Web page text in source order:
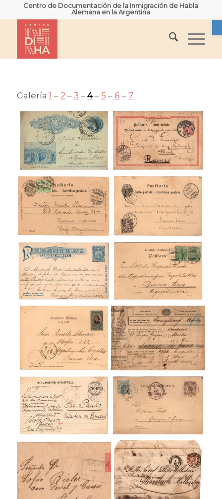
Centro de Documentación de la Inmigración de Habla
Alemana en la Argentina
Galería 1 – 2 – 3 – 4– 5 – 6 – 7